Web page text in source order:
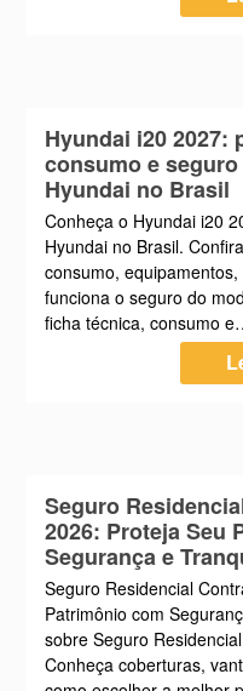
Hyundai i20 2027:
consumo e
Hyundai no Brasil
Conheça o Hyundai i20
Hyundai no Brasil.
consumo,
funciona o seguro do
ficha técnica, consumo
Seguro
2026: Proteja Seu
Segurança e
Seguro Residencial
Patrimônio com
sobre Seguro
Conheça coberturas,